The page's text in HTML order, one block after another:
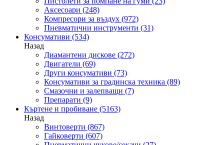
Аксесоари (248)
Компресори за въздух (972)
Пневматични инструменти (31)
Консумативи (534)
Назад
Диамантени дискове (272)
Двигатели (69)
Други консумативи (73)
Консумативи за градинска техника (89)
Смазочни и залепващи (7)
Препарати (9)
Къртене и пробиване (5163)
Назад
Винтоверти (867)
Гайковерти (607)